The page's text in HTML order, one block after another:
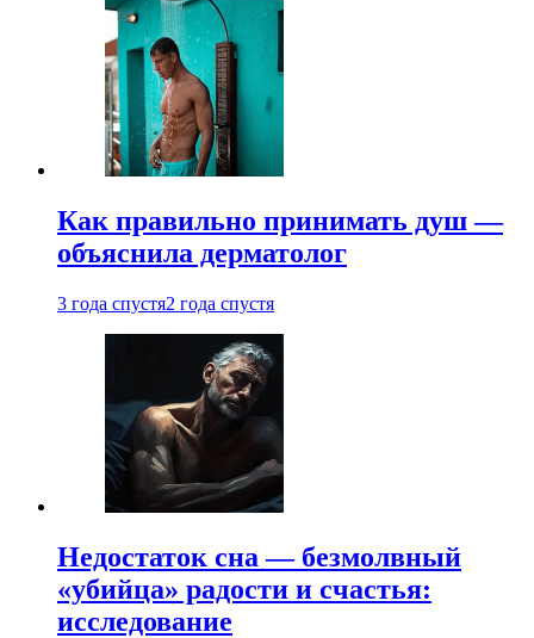
Как правильно принимать душ —
объяснила дерматолог
3 года спустя2 года спустя
Недостаток сна — безмолвный
«убийца» радости и счастья:
исследование